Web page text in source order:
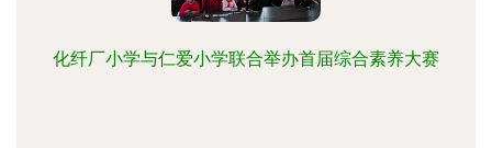
化纤厂小学与仁爱小学联合举办首届综合素养大赛